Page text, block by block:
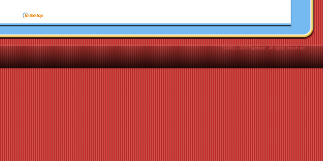
©2002-2003 Gardoon. All rights reserved